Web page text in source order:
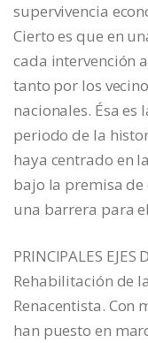
supervivencia
Cierto es que en
cada intervención
tanto por los
nacionales. Ésa es
periodo de la
haya centrado en
bajo la premisa
una barrera para
PRINCIPALES
Rehabilitación de
Renacentista. Con
han puesto en